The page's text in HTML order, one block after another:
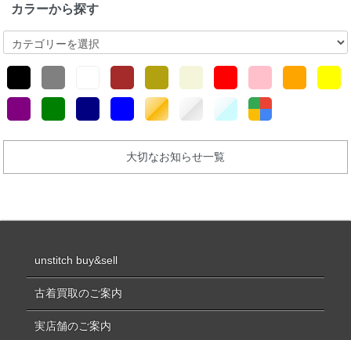
カラーから探す
大切なお知らせ一覧
unstitch buy&sell
古着買取のご案内
実店舗のご案内